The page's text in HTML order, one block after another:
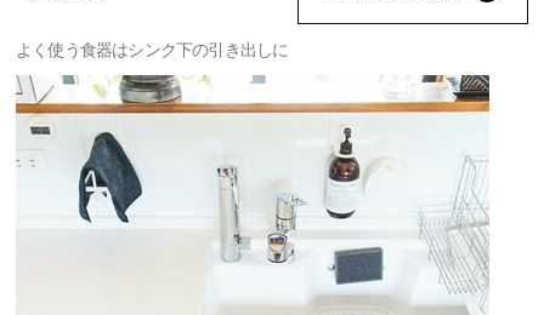
よく使う食器はシンク下の引き出しに